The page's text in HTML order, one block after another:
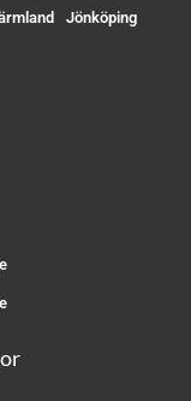
Jönköping